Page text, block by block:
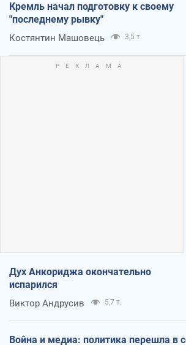
Кремль начал подготовку к своему
"последнему рывку"
Костянтин Машовець 3,5 т.
Дух Анкориджа окончательно
испарился
Виктор Андрусив 5,7 т.
Война и медиа: политика перешла в